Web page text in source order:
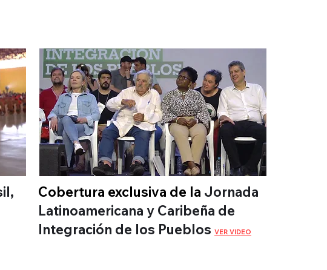
Cobertura exclusiva de la Jornada
Latinoamericana y Caribeña de
Integración de los Pueblos VER VIDEO